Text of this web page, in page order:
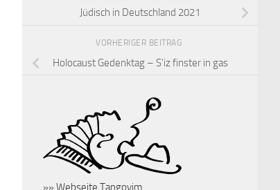
Jüdisch in Deutschland 2021
VORHERIGER BEITRAG
Holocaust Gedenktag – S’iz finster in gas
»» Webseite Tangoyim